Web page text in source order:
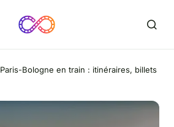
Paris-Bologne en train : itinéraires, billets